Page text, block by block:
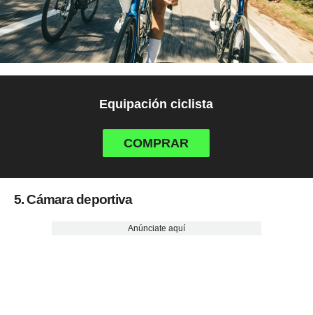
Equipación ciclista
COMPRAR
5. Cámara deportiva
Anúnciate aquí